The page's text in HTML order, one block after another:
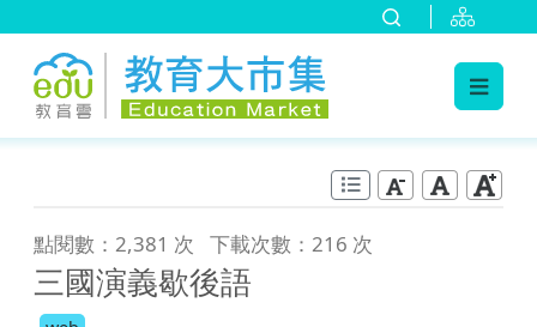
點閱數：2,381 次 下載次數：216 次
三國演義歇後語